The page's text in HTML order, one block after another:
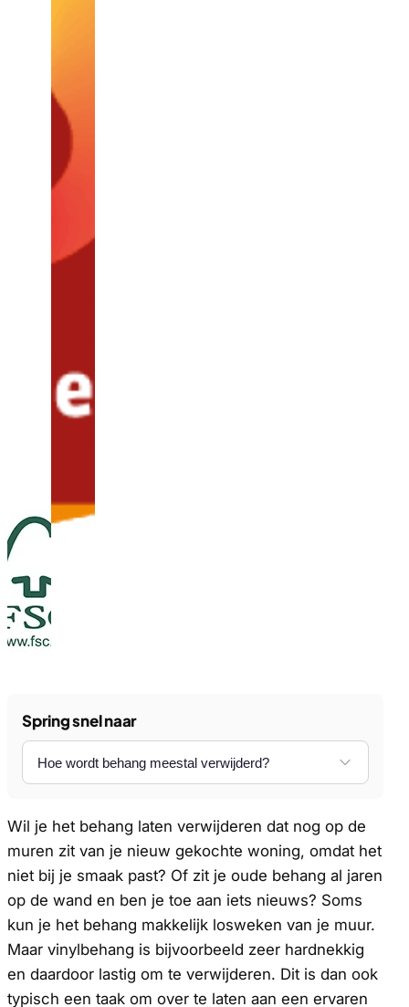
Spring snel naar
Wil je het behang laten verwijderen dat nog op de
muren zit van je nieuw gekochte woning, omdat het
niet bij je smaak past? Of zit je oude behang al jaren
op de wand en ben je toe aan iets nieuws? Soms
kun je het behang makkelijk losweken van je muur.
Maar vinylbehang is bijvoorbeeld zeer hardnekkig
en daardoor lastig om te verwijderen. Dit is dan ook
typisch een taak om over te laten aan een ervaren